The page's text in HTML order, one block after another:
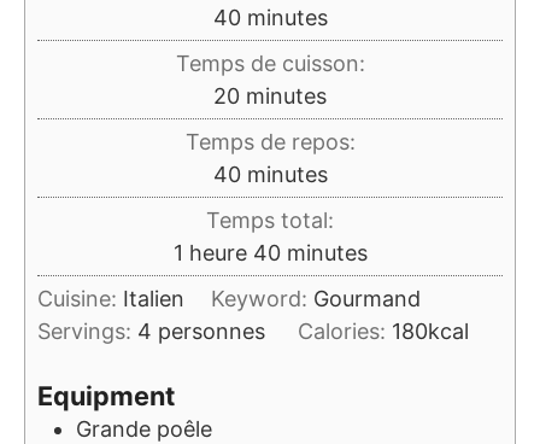
40minutes
minutes
Temps de cuisson:
20minutes
minutes
Temps de repos:
40minutes
minutes
Temps total:
1 heure
heure 40minutes
minutes
Cuisine: Italien Keyword: Gourmand
Servings: 4 personnes Calories: 180kcal
Equipment
Grande poêle